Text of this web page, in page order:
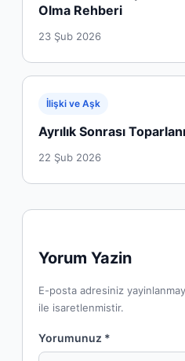
Olma Rehberi
23 Şub 2026
İlişki ve Aşk
Ayrılık Sonrası
22 Şub 2026
Yorum Yazin
E-posta adresiniz
ile isaretlenmistir.
Yorumunuz *